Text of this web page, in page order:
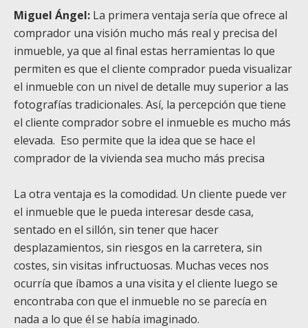
Miguel Ángel: La primera ventaja sería que ofrece al
comprador una visión mucho más real y precisa del
inmueble, ya que al final estas herramientas lo que
permiten es que el cliente comprador pueda visualizar
el inmueble con un nivel de detalle muy superior a las
fotografías tradicionales. Así, la percepción que tiene
el cliente comprador sobre el inmueble es mucho más
elevada. Eso permite que la idea que se hace el
comprador de la vivienda sea mucho más precisa
La otra ventaja es la comodidad. Un cliente puede ver
el inmueble que le pueda interesar desde casa,
sentado en el sillón, sin tener que hacer
desplazamientos, sin riesgos en la carretera, sin
costes, sin visitas infructuosas. Muchas veces nos
ocurría que íbamos a una visita y el cliente luego se
encontraba con que el inmueble no se parecía en
nada a lo que él se había imaginado.